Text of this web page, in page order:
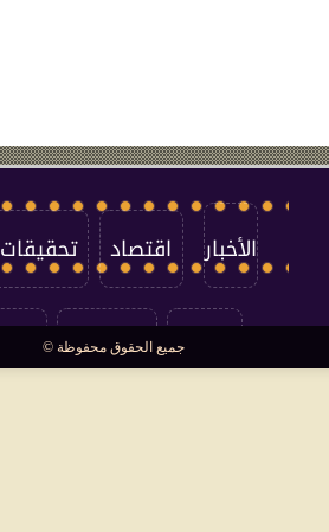
الأخبار اقتصاد تحقيقات
العالم سوشيال
جميع الحقوق محفوظة ©